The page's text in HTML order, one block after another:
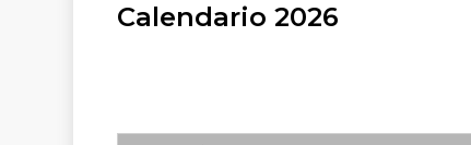
Calendario 2026